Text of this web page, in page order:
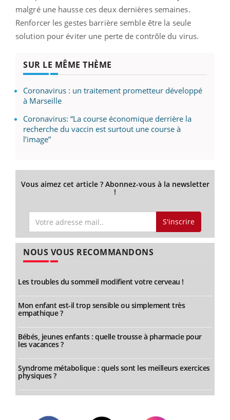
malgré une hausse ces deux dernières semaines.
Renforcer les gestes barrière semble être la seule
solution pour éviter une perte de contrôle du virus.
SUR LE MÊME THÈME
Coronavirus : un traitement prometteur développé
à Marseille
Coronavirus: “La course économique derrière la
recherche du vaccin est surtout une course à
l’image”
Vous aimez cet article ? Abonnez-vous à la newsletter
!
S'inscrire
NOUS VOUS RECOMMANDONS
Les troubles du sommeil modifient votre cerveau !
Mon enfant est-il trop sensible ou simplement très
empathique ?
Bébés, jeunes enfants : quelle trousse à pharmacie pour
les vacances ?
Syndrome métabolique : quels sont les meilleurs exercices
physiques ?